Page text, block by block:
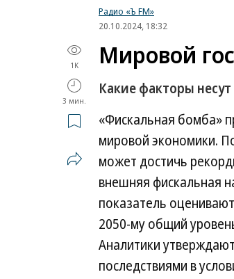
Радио «Ъ FM»
20.10.2024, 18:32
1K
3 мин.
Мировой
Какие факторы
«Фискальная бомба»
мировой экономики.
может достичь
внешняя фискальная
показатель
2050-му общий
Аналитики
последствиями в